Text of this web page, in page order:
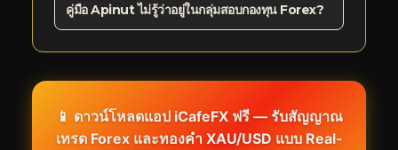
คู่มือ Apinut ไม่รู้ว่าอยู่ในกลุ่มสอบกองทุน Forex?
📱 ดาวน์โหลดแอป iCafeFX ฟรี — รับสัญญาณ
เทรด Forex และทองคำ XAU/USD แบบ Real-